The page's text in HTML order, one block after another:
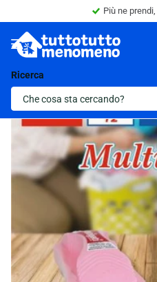
Più ne prendi,
Ricerca